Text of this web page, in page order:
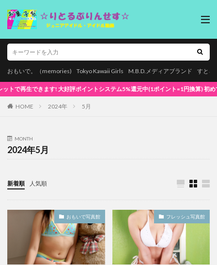
おもいで。（memories) Tokyo Kawaii Girls M.B.D.メディアブランド すとろ
ポイントシステム5%還元中(1ポイント=1円換算) 初めてでも安心な簡単視聴！
HOME 2024年 5月
MONTH
2024年5月
新着順 人気順
おもいで写真館 フレッシュ写真館